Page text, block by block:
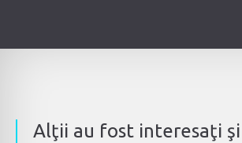
Alţii au fost interesaţi şi